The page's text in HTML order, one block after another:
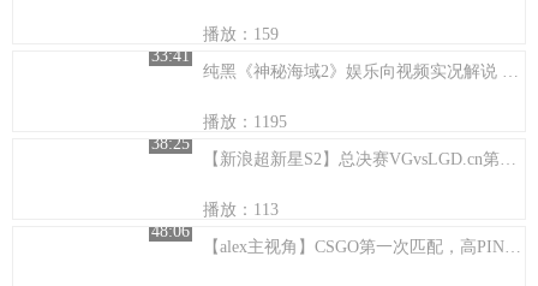
播放：159
33:41
纯黑《神秘海域2》娱乐向视频实况解说 第五期
播放：1195
38:25
【新浪超新星S2】总决赛VGvsLGD.cn第二场
播放：113
48:06
【alex主视角】CSGO第一次匹配，高PING也阻挡不了前进的步伐